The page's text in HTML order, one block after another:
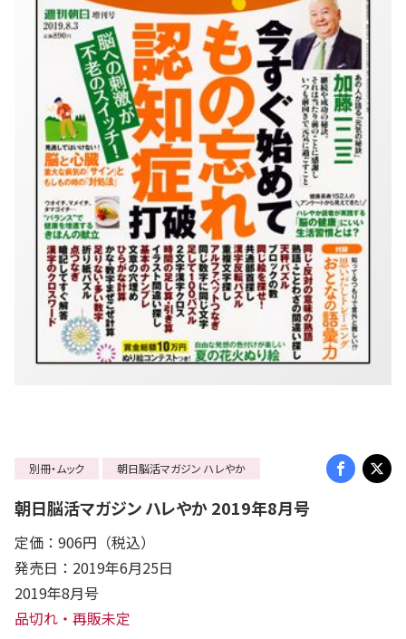
別冊・ムック 朝日脳活マガジン ハレやか
朝日脳活マガジン ハレやか 2019年8月号
定価：906円（税込）
発売日：2019年6月25日
2019年8月号
品切れ・再販未定